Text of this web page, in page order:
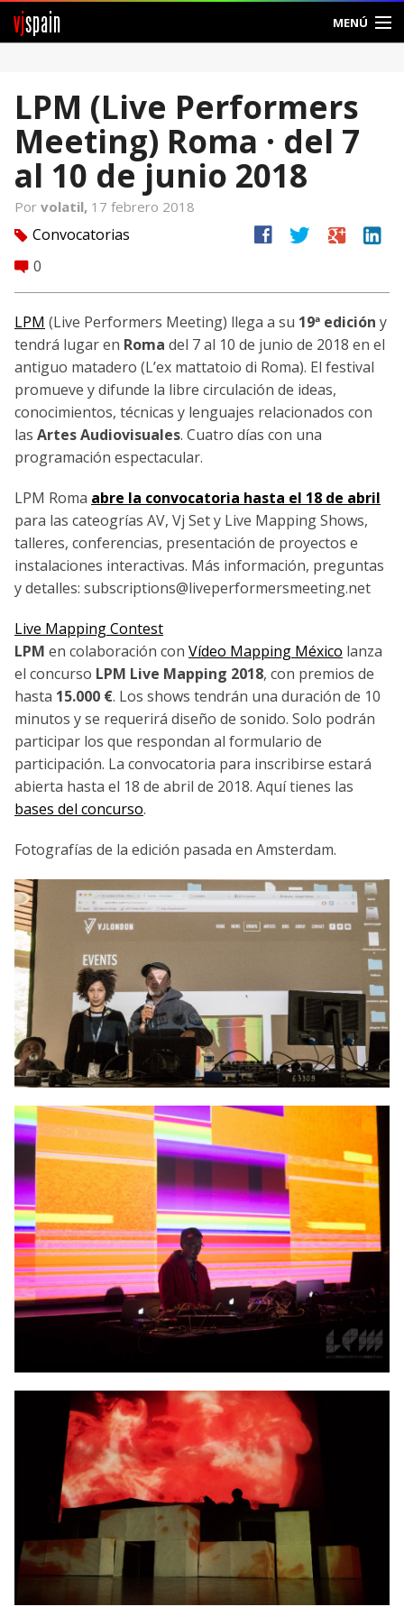
vjspain MENÚ
Foros
Noticias
Ayuda
Entrar
Crear Cuenta
LPM (Live Performers
Meeting) Roma · del 7
al 10 de junio 2018
Por volatil, 17 febrero 2018
tag Convocatorias
comment 0
facebook twitter google linkedin
LPM (Live Performers Meeting) llega a su 19ª edición y
tendrá lugar en Roma del 7 al 10 de junio de 2018 en el
antiguo matadero (L’ex mattatoio di Roma). El festival
promueve y difunde la libre circulación de ideas,
conocimientos, técnicas y lenguajes relacionados con
las Artes Audiovisuales. Cuatro días con una
programación espectacular.
LPM Roma abre la convocatoria hasta el 18 de abril
para las cateogrías AV, Vj Set y Live Mapping Shows,
talleres, conferencias, presentación de proyectos e
instalaciones interactivas. Más información, preguntas
y detalles: subscriptions@liveperformersmeeting.net
Live Mapping Contest
LPM en colaboración con Vídeo Mapping México lanza
el concurso LPM Live Mapping 2018, con premios de
hasta 15.000 €. Los shows tendrán una duración de 10
minutos y se requerirá diseño de sonido. Solo podrán
participar los que respondan al formulario de
participación. La convocatoria para inscribirse estará
abierta hasta el 18 de abril de 2018. Aquí tienes las
bases del concurso.
Fotografías de la edición pasada en Amsterdam.